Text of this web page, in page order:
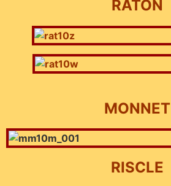
RÁTON
MONNET
RISCLE